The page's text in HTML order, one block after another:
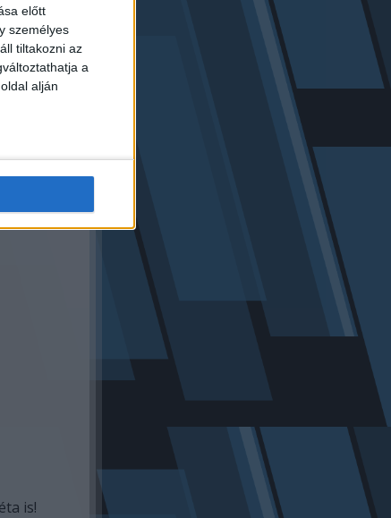
előtt
személyes
tiltakozni az
a
alján
is!